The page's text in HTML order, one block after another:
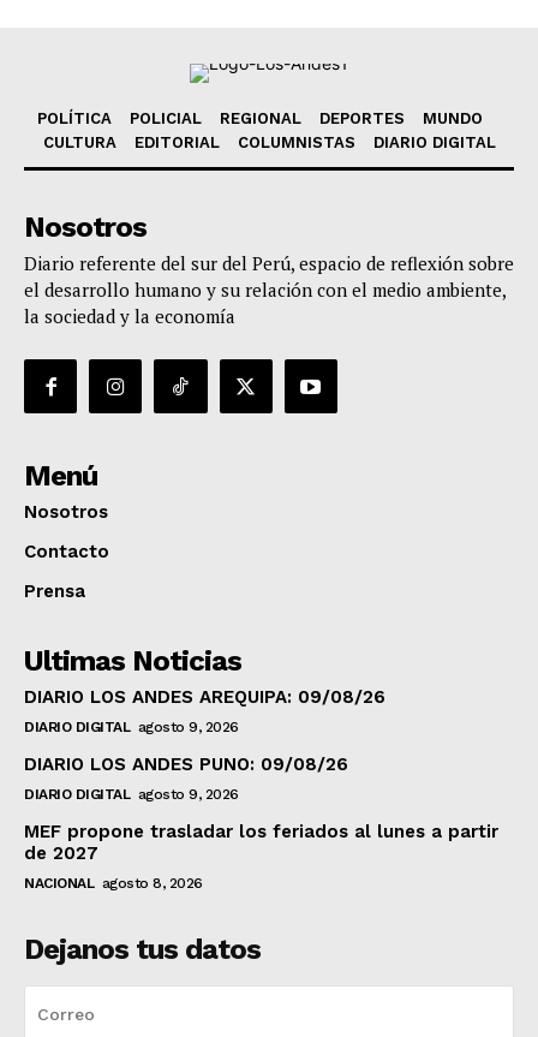
POLÍTICA POLICIAL REGIONAL DEPORTES
MUNDO
CULTURA
EDITORIAL COLUMNISTAS DIARIO DIGITAL
Nosotros
Diario referente del sur del Perú, espacio de reflexión sobre
el desarrollo humano y su relación con el medio ambiente,
la sociedad y la economía
Menú
Nosotros
Contacto
Prensa
Ultimas Noticias
DIARIO LOS ANDES AREQUIPA: 09/08/26
DIARIO DIGITAL agosto 9, 2026
DIARIO LOS ANDES PUNO: 09/08/26
DIARIO DIGITAL agosto 9, 2026
MEF propone trasladar los feriados al lunes a partir
de 2027
NACIONAL agosto 8, 2026
Dejanos tus datos